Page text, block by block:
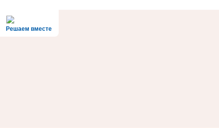
Решаем вместе